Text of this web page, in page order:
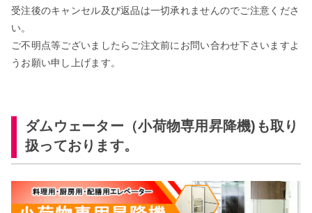
受注後のキャンセル及び返品は一切承れませんのでご注意くださ
い。
ご不明点等ございましたらご注文前にお問い合わせ下さいますよ
うお願い申し上げます。
ダムウェーター（小荷物専用昇降機)も取り
扱っております。